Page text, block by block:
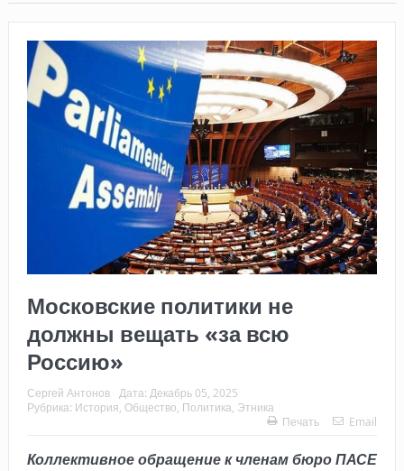
Московские политики не
должны вещать «за всю
Россию»
Сергей Антонов Дата: Декабрь 05, 2025
Рубрика: История Общество Политика Этника
Печать
Email
Коллективное обращение к членам бюро ПАСЕ